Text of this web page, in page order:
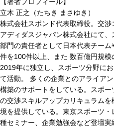
⽴⽊ 正之（たちき まさゆき）
株式会社スポンド代表取締役。交渉
アディダスジャパン株式会社にて
部⾨の責任者として⽇本代表チー
件を100件以上、また 数百億円規模
2019年に独⽴し、スポーツ分野に
て活動。 多くの企業とのアライア
構築のサポートをしている。スポ
の交渉スキルアップカリキュラム
境を提供している。東京スポーツ
種セミナー、企業勉強会など登壇実